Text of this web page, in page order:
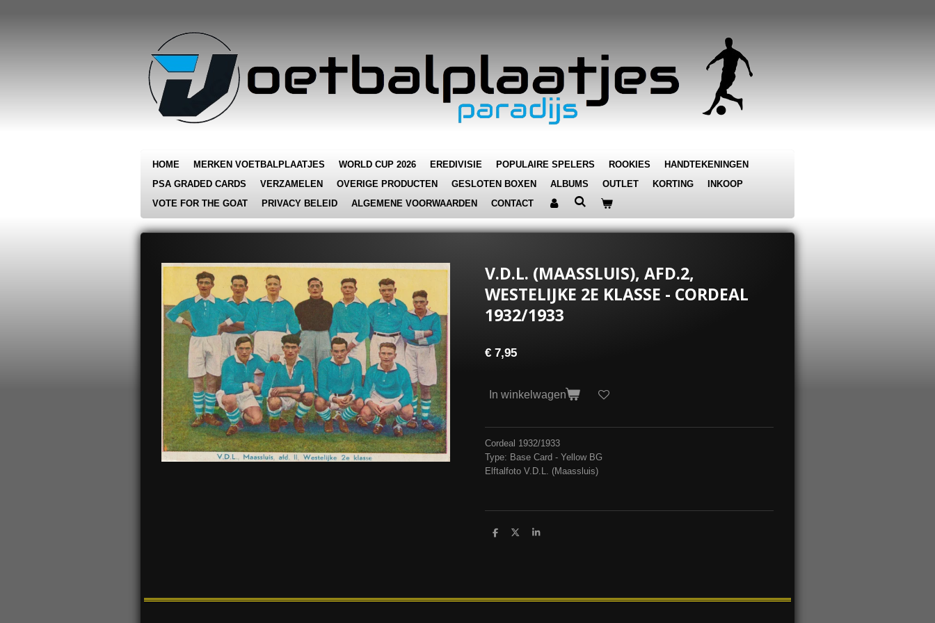
HOME MERKEN VOETBALPLAATJES WORLD CUP 2026 EREDIVISIE POPULAIRE SPELERS ROOKIES
HANDTEKENINGEN
PSA GRADED CARDS
VERZAMELEN OVERIGE PRODUCTEN GESLOTEN BOXEN ALBUMS OUTLET KORTING
INKOOP
VOTE FOR THE GOAT
PRIVACY BELEID ALGEMENE VOORWAARDEN CONTACT
V.D.L. (MAASSLUIS), AFD.2,
WESTELIJKE 2E KLASSE - CORDEAL
1932/1933
€ 7,95
In winkelwagen
Cordeal 1932/1933
Type: Base Card - Yellow BG
Elftalfoto V.D.L. (Maassluis)
D
D
S